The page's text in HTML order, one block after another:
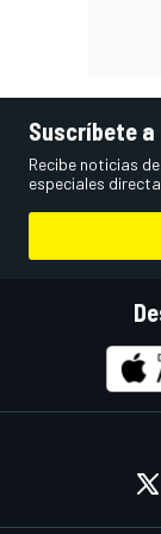
Suscríbete
Recibe noticias
especiales